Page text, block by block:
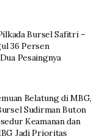
Bursel Safitri –
36 Persen
Pesaingnya
Belatung di MBG,
Sudirman Buton
Keamanan dan
Jadi Prioritas